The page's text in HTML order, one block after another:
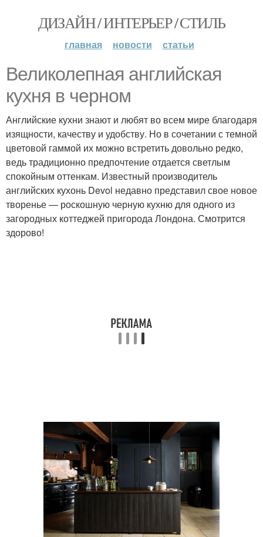
ДИЗАЙН / ИНТЕРЬЕР / СТИЛЬ
главная новости статьи
Великолепная английская
кухня в черном
Английские кухни знают и любят во всем мире благодаря
изящности, качеству и удобству. Но в сочетании с темной
цветовой гаммой их можно встретить довольно редко,
ведь традиционно предпочтение отдается светлым
спокойным оттенкам. Известный производитель
английских кухонь Devol недавно представил свое новое
творенье — роскошную черную кухню для одного из
загородных коттеджей пригорода Лондона. Смотрится
здорово!